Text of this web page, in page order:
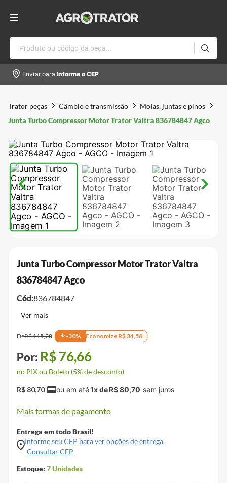
Produto ou código da peça...
Enviar para:Informe o CEP
Trator peças Câmbio e transmissão
Molas, juntas e pinos
Junta Turbo Compressor Motor Trator Valtra 836784847 Agco
Junta Turbo Compressor Motor Trator Valtra
836784847 Agco
Cód:836784847
DeR$115,28 -30% Economize R$34,58
R$76,66
no PIX ou Boleto (5% de desconto)
R$ 80,70 1x deR$80,70
Mais formas de pagamento
Entrega em todo Brasil!
Informe seu CEP para ver opções de entrega.
Consultar CEP
Estoque: 7Unidades